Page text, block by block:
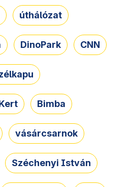
úthálózat
DinoPark CNN
Bimba
vásárcsarnok
Széchenyi István